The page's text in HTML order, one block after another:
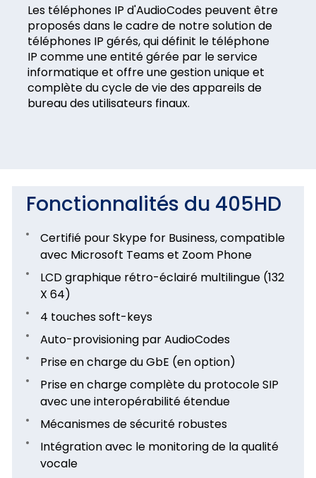
Les téléphones IP d'AudioCodes peuvent être
proposés dans le cadre de notre solution de
téléphones IP gérés, qui définit le téléphone
IP comme une entité gérée par le service
informatique et offre une gestion unique et
complète du cycle de vie des appareils de
bureau des utilisateurs finaux.
Fonctionnalités du 405HD
Certifié pour Skype for Business, compatible
avec Microsoft Teams et Zoom Phone
LCD graphique rétro-éclairé multilingue (132
X 64)
4 touches soft-keys
Auto-provisioning par AudioCodes
Prise en charge du GbE (en option)
Prise en charge complète du protocole SIP
avec une interopérabilité étendue
Mécanismes de sécurité robustes
Intégration avec le monitoring de la qualité
vocale